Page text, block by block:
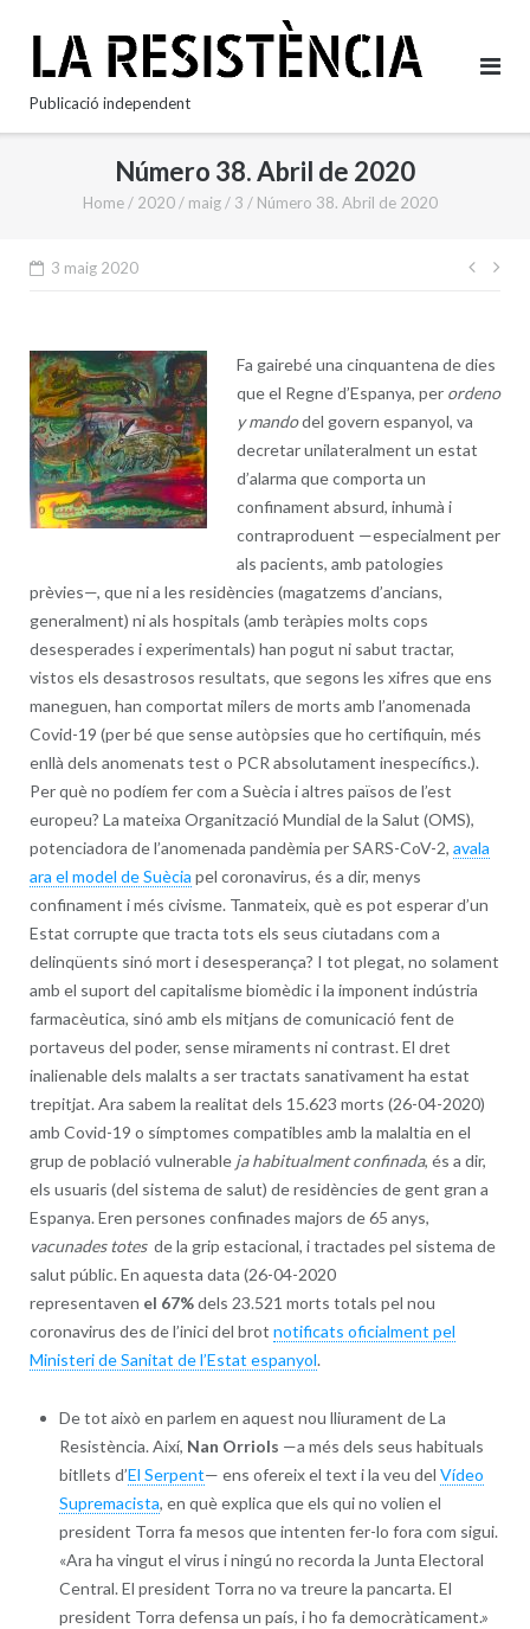
content
Publicació independent
Número 38. Abril de 2020
Home/ 2020/ maig/ 3 / Número 38. Abril de 2020
3 maig 2020
Fa gairebé una cinquantena de dies
que el Regne d’Espanya, per ordeno
y mandodel govern espanyol, va
decretar unilateralment un estat
d’alarma que comporta un
confinament absurd, inhumà i
contraproduent —especialment per
als pacients, amb patologies
prèvies—, que ni a les residències (magatzems d’ancians,
generalment) ni als hospitals (amb teràpies molts cops
desesperades i experimentals) han pogut ni sabut tractar,
vistos els desastrosos resultats, que segons les xifres que ens
maneguen, han comportat milers de morts amb l’anomenada
Covid-19 (per bé que sense autòpsies que ho certifiquin, més
enllà dels anomenats test o PCR absolutament inespecífics.).
Per què no podíem fer com a Suècia i altres països de l’est
europeu? La mateixa Organització Mundial de la Salut (OMS),
potenciadora de l’anomenada pandèmia per SARS-CoV-2, avala
ara el model de Suècia pel coronavirus, és a dir, menys
confinament i més civisme. Tanmateix, què es pot esperar d’un
Estat corrupte que tracta tots els seus ciutadans com a
delinqüents sinó mort i desesperança? I tot plegat, no solament
amb el suport del capitalisme biomèdic i la imponent indústria
farmacèutica, sinó amb els mitjans de comunicació fent de
portaveus del poder, sense miraments ni contrast. El dret
inalienable dels malalts a ser tractats sanativament ha estat
trepitjat. Ara sabem la realitat dels 15.623 morts (26-04-2020)
amb Covid-19 o símptomes compatibles amb la malaltia en el
grup de població vulnerable ja habitualment confinada, és a dir,
els usuaris (del sistema de salut) de residències de gent gran a
Espanya. Eren persones confinades majors de 65 anys,
vacunades totesde la grip estacional, i tractades pel sistema de
salut públic. En aquesta data (26-04-2020
representaven el 67%dels 23.521 morts totals pel nou
coronavirus des de l’inici del brot notificats oficialment pel
Ministeri de Sanitat de l’Estat espanyol.
De tot això en parlem en aquest nou lliurament de La
Resistència. Així, Nan Orriols —a més dels seus habituals
bitllets d’El Serpent— ens ofereix el text i la veu del Vídeo
Supremacista, en què explica que els qui no volien el
president Torra fa mesos que intenten fer-lo fora com sigui.
«Ara ha vingut el virus i ningú no recorda la Junta Electoral
Central. El president Torra no va treure la pancarta. El
president Torra defensa un país, i ho fa democràticament.»